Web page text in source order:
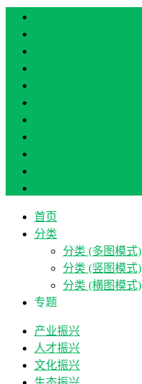
首页
分类
分类 (多图模式)
分类 (竖图模式)
分类 (横图模式)
专题
产业振兴
人才振兴
文化振兴